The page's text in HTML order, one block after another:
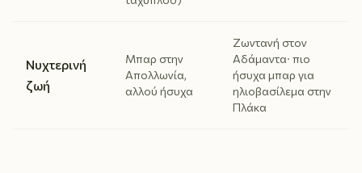
Νυχτερινή
ζωή
Μπαρ στην
Απολλωνία,
αλλού ήσυχα
Ζωντανή στον
Αδάμαντα· πιο
ήσυχα μπαρ για
ηλιοβασίλεμα στην
Πλάκα